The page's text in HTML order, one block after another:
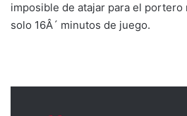
imposible de atajar para el portero
solo 16Â´ minutos de juego.